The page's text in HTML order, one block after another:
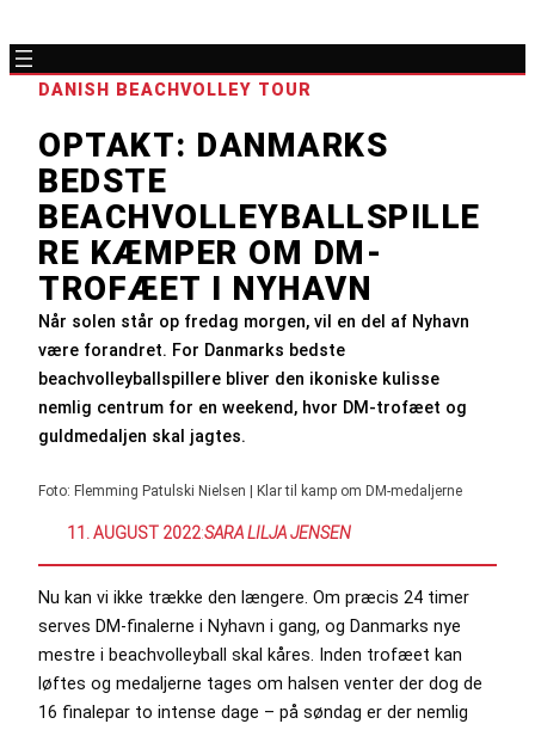
DANISH BEACHVOLLEY TOUR
OPTAKT: DANMARKS
BEDSTE
BEACHVOLLEYBALLSPILLE
RE KÆMPER OM DM-
TROFÆET I NYHAVN
Når solen står op fredag morgen, vil en del af Nyhavn
være forandret. For Danmarks bedste
beachvolleyballspillere bliver den ikoniske kulisse
nemlig centrum for en weekend, hvor DM-trofæet og
guldmedaljen skal jagtes.
Foto: Flemming Patulski Nielsen | Klar til kamp om DM-medaljerne
11. AUGUST 2022:SARA LILJA JENSEN
Nu kan vi ikke trække den længere. Om præcis 24 timer
serves DM-finalerne i Nyhavn i gang, og Danmarks nye
mestre i beachvolleyball skal kåres. Inden trofæet kan
løftes og medaljerne tages om halsen venter der dog de
16 finalepar to intense dage – på søndag er der nemlig